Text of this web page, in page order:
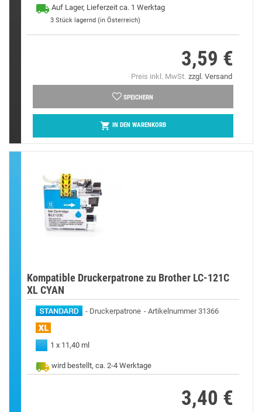
Auf Lager, Lieferzeit ca. 1 Werktag
3 Stück lagernd (in Österreich)
3,59 €
Preis inkl. MwSt. zzgl. Versand
SPEICHERN
 IN DEN WARENKORB
Kompatible Druckerpatrone zu Brother LC-121C
XL CYAN
Druckerpatrone Artikelnummer 31366
1 x 11,40 ml
wird bestellt, ca. 2-4 Werktage
3,40 €